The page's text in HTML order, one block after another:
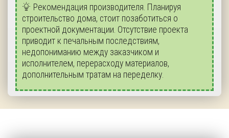
Рекомендация производителя. Планируя
строительство дома, стоит позаботиться о
проектной документации. Отсутствие проекта
приводит к печальным последствиям,
недопониманию между заказчиком и
исполнителем, перерасходу материалов,
дополнительным тратам на переделку.